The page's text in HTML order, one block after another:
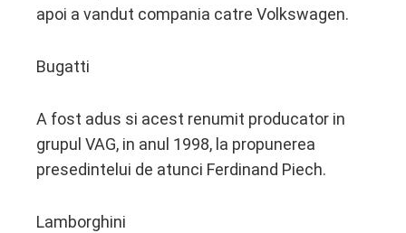
apoi a vandut compania catre Volkswagen.
Bugatti
A fost adus si acest renumit producator in
grupul VAG, in anul 1998, la propunerea
presedintelui de atunci Ferdinand Piech.
Lamborghini